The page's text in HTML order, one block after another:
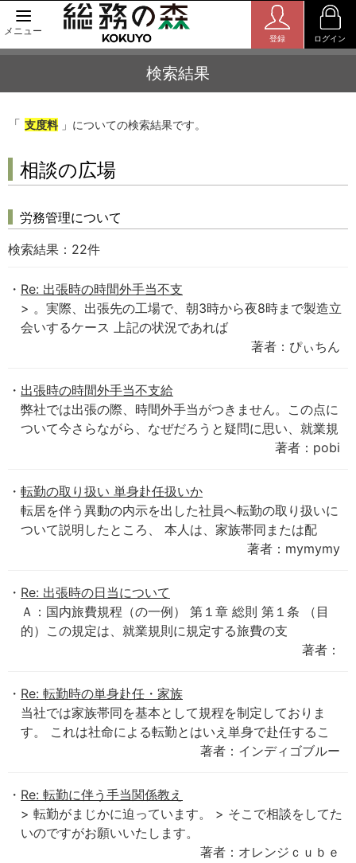
メニュー
登録 ログイン
検索結果
「 支度料 」についての検索結果です。
相談の広場
労務管理について
検索結果： 22件
Re: 出張時の時間外手当不支
> 。実際、出張先の工場で、朝3時から夜8時まで製造立
会いするケース 上記の状況であれば
著者：ぴぃちん
出張時の時間外手当不支給
弊社では出張の際、時間外手当がつきません。この点に
ついて今さらながら、なぜだろうと疑問に思い、就業規
著者：pobi
転勤の取り扱い 単身赴任扱いか
転居を伴う異動の内示を出した社員へ転勤の取り扱いに
ついて説明したところ、 本人は、家族帯同または配
著者：mymymy
Re: 出張時の日当について
Ａ：国内旅費規程（の一例） 第１章 総則 第１条 （目
的）この規定は、就業規則に規定する旅費の支
著者：
Re: 転勤時の単身赴任・家族
当社では家族帯同を基本として規程を制定しておりま
す。 これは社命による転勤とはいえ単身で赴任するこ
著者：インディゴブルー
Re: 転勤に伴う手当関係教え
> 転勤がまじかに迫っています。 > そこで相談をしてた
いのですがお願いいたします。
著者：オレンジｃｕｂｅ